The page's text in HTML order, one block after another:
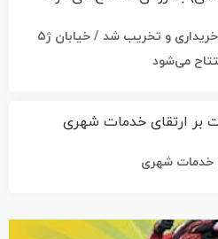
۳ باب مغازه محدوده پستک خریداری و تخریب شد / خیابان ژ۵
می‌شود
خدمات شهری